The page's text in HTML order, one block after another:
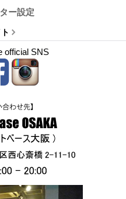
ー設定
official SNS